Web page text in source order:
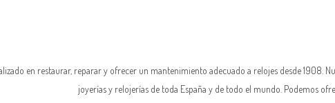
en restaurar, reparar y ofrecer un mantenimiento adecuado a relojes desde 1908.
joyerías y relojerías de toda España y de todo el mundo. Podemos